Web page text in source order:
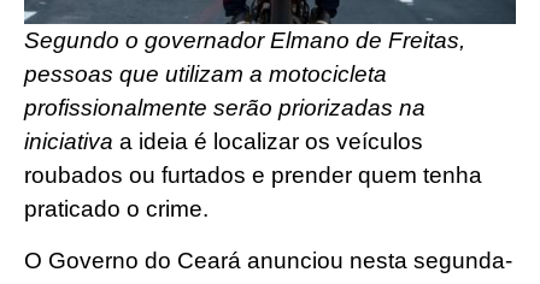
Segundo o governador Elmano de Freitas,
pessoas que utilizam a motocicleta
profissionalmente serão priorizadas na
iniciativa a ideia é localizar os veículos
roubados ou furtados e prender quem tenha
praticado o crime.
O Governo do Ceará anunciou nesta segunda-